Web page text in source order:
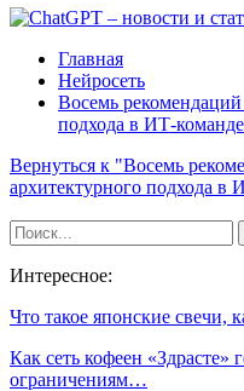
Главная
Нейросеть
Восемь
подхода в ИТ-команде
Вернуться к "Восемь
архитектурного подхода в
Интересное:
Что такое японские свечи,
Как сеть кофеен «Здрасте»
ограничениям…